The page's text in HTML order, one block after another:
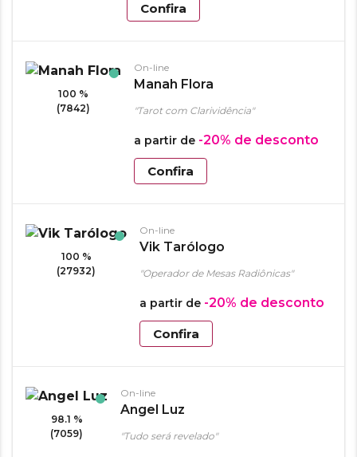
Confira
100 %
(7842)
On-line
Manah Flora
"Tarot com Clarividência"
a partir de -20% de desconto
Confira
100 %
(27932)
On-line
Vik Tarólogo
"Operador de Mesas Radiônicas"
a partir de -20% de desconto
Confira
98.1 %
(7059)
On-line
Angel Luz
"Tudo será revelado"